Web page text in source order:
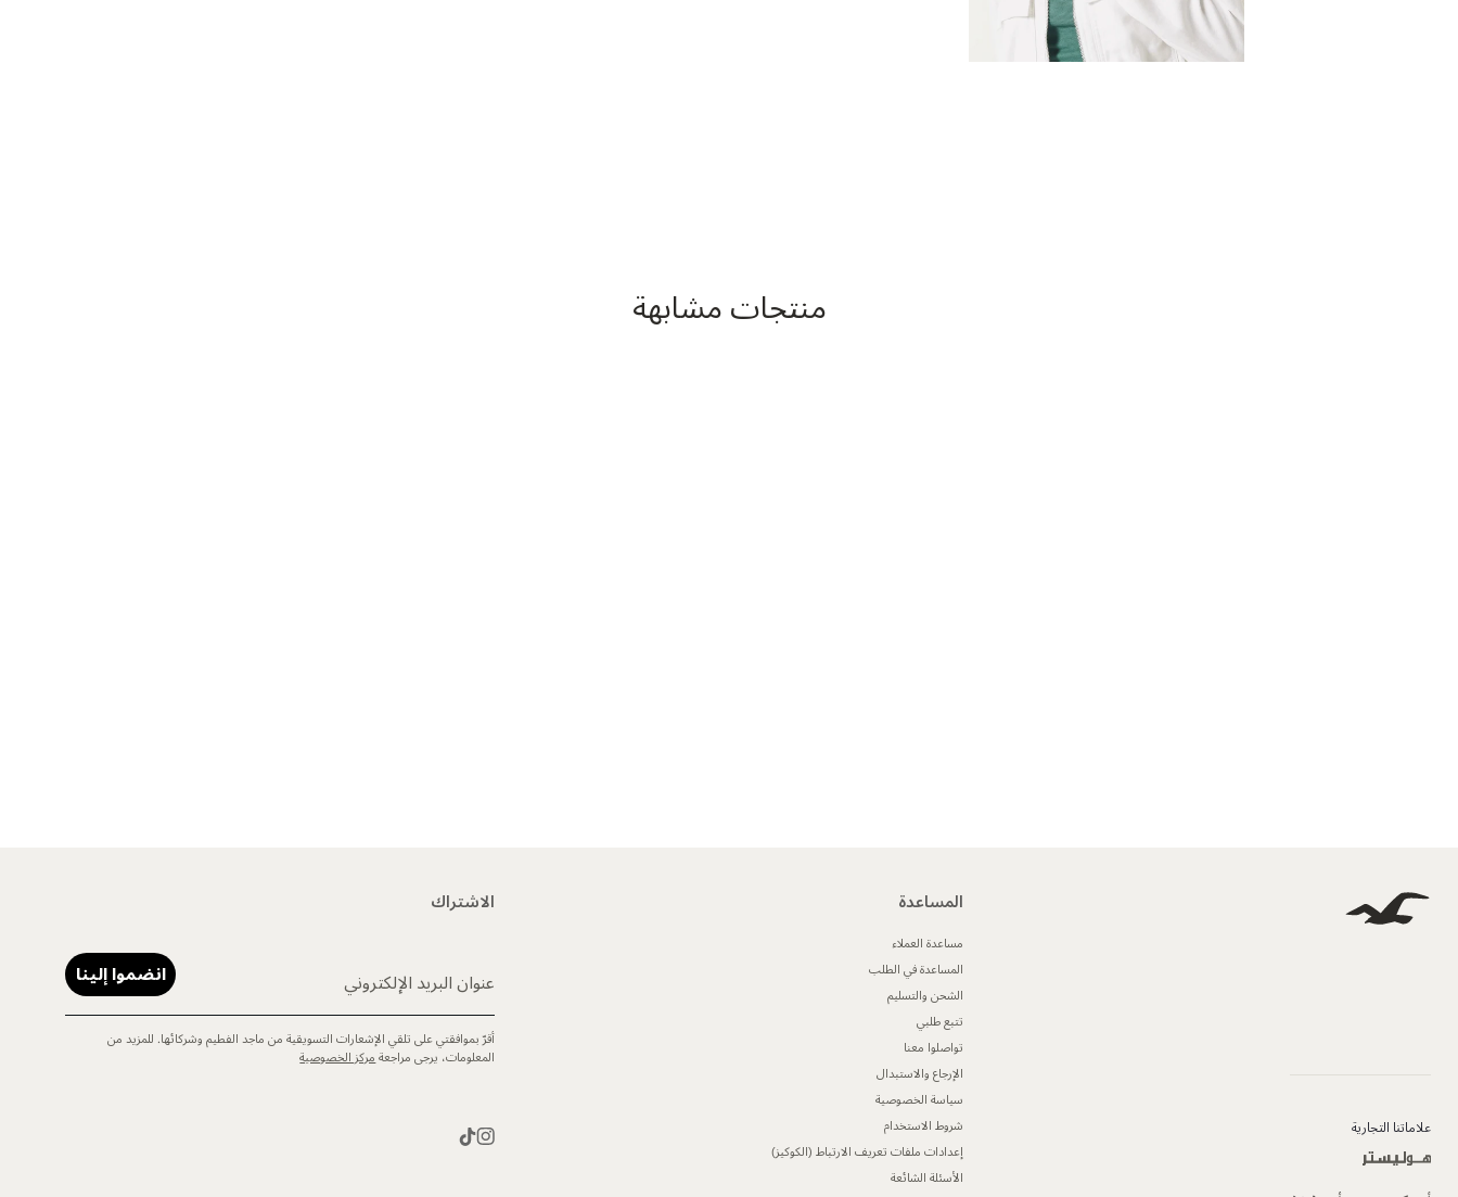
منتجات مشابهة
علاماتنا التجارية
المساعدة
مساعدة العملاء
المساعدة في الطلب
الشحن والتسليم
تتبع طلبي
تواصلوا معنا
الإرجاع والاستبدال
سياسة الخصوصية
شروط الاستخدام
إعدادات ملفات تعريف الارتباط (الكوكيز)
الأسئلة الشائعة
الاشتراك
عنوان البريد الإلكتروني انضموا إلينا
أقرّ بموافقتي على تلقي الإشعارات التسويقية من ماجد الفطيم وشركائها. للمزيد من
المعلومات، يرجى مراجعةمركز الخصوصية